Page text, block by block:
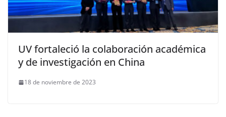
UV fortaleció la colaboración académica
y de investigación en China
18 de noviembre de 2023